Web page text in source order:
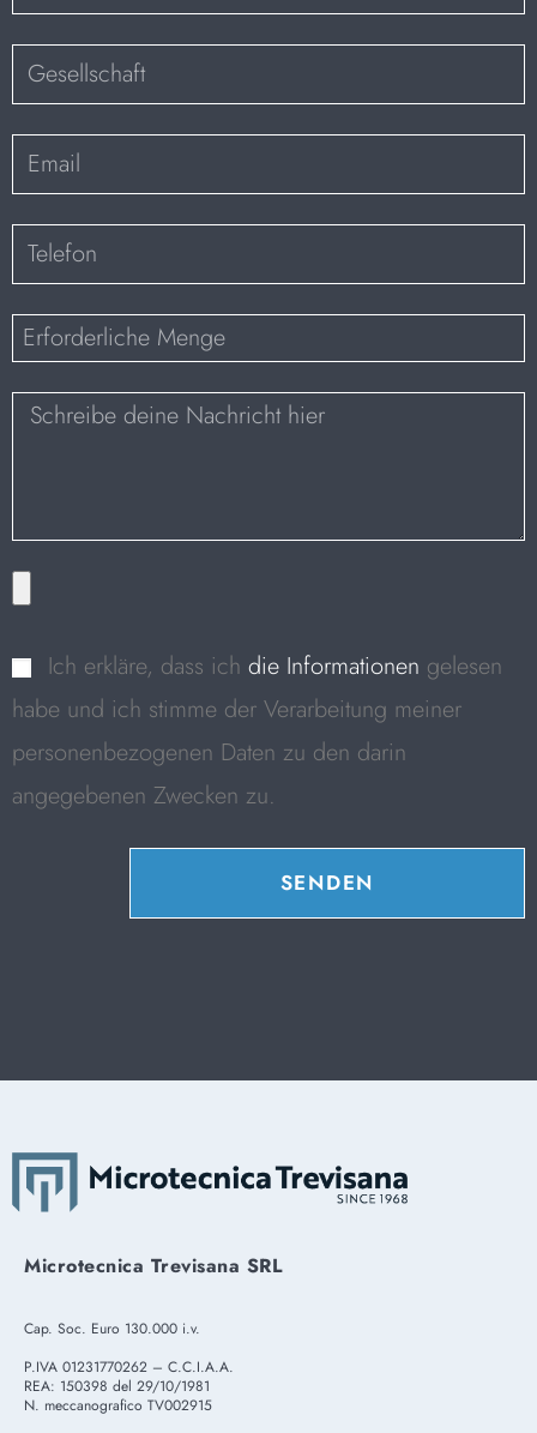
Ich erkläre, dass ich die Informationen gelesen
habe und ich stimme der Verarbeitung meiner
personenbezogenen Daten zu den darin
angegebenen Zwecken zu.
SENDEN
Microtecnica Trevisana SRL
Cap. Soc. Euro 130.000 i.v.
P.IVA 01231770262 – C.C.I.A.A.
REA: 150398 del 29/10/1981
N. meccanografico TV002915